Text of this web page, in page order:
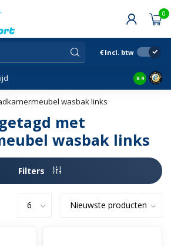
0
€ Incl. btw
Snelle
8.9
wasbak links
met
wasbak links
Filters